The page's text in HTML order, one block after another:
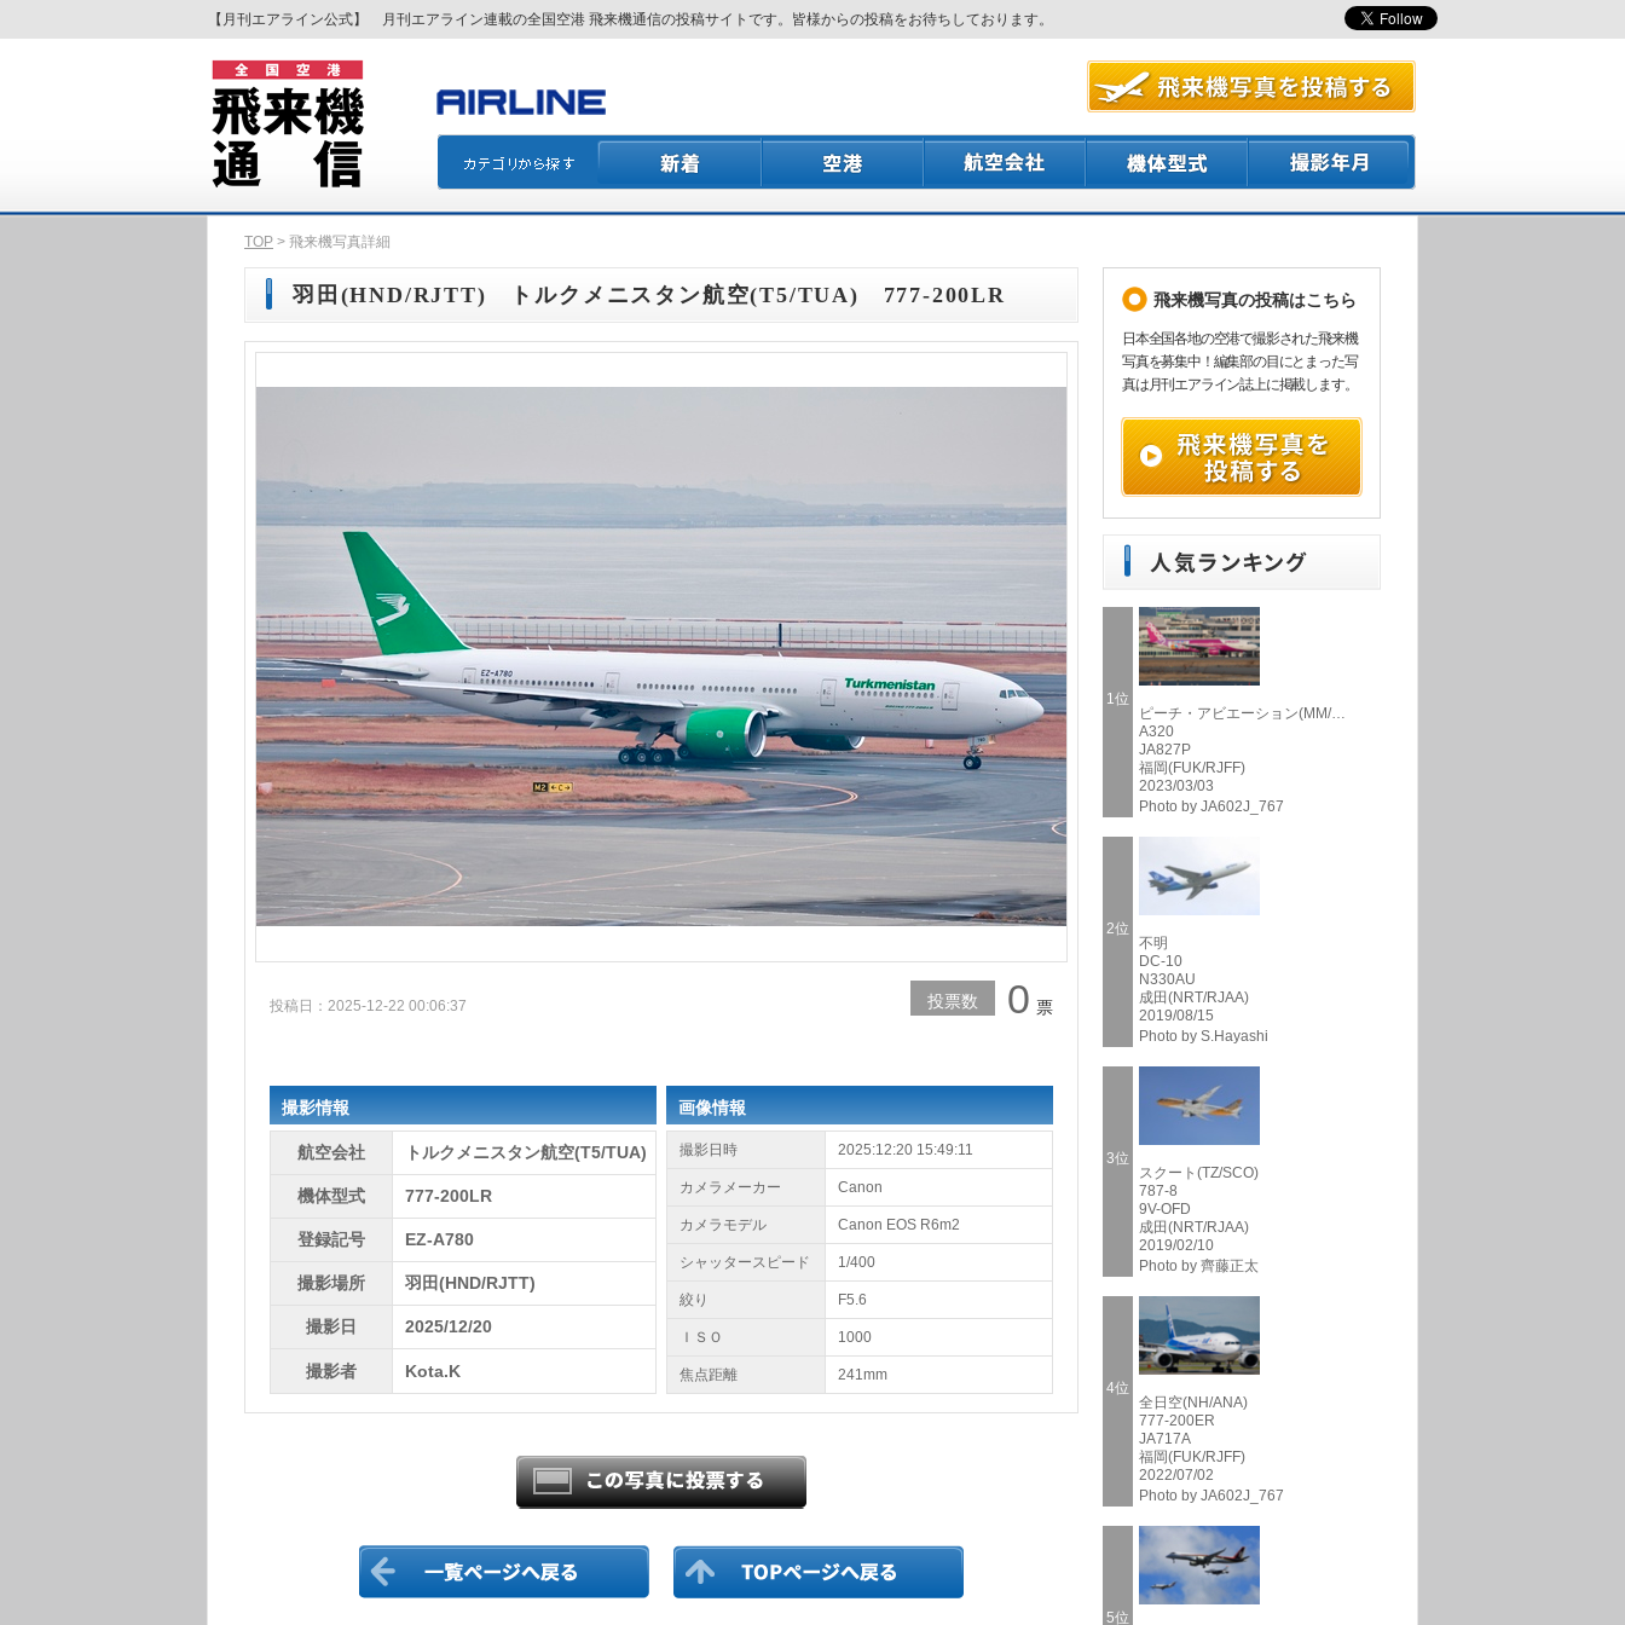
【月刊エアライン公式】 月刊エアライン連載の全国空港 飛来機通信の投稿サイトです。皆様からの投稿をお待ちしております。
TOP > 飛来機写真詳細
羽田(HND/RJTT) トルクメニスタン航空(T5/TUA) 777-200LR
投稿日：2025-12-22 00:06:37 投票数 0 票
撮影情報
航空会社 トルクメニスタン航空(T5/TUA)
機体型式 777-200LR
登録記号 EZ-A780
撮影場所 羽田(HND/RJTT)
撮影日 2025/12/20
撮影者 Kota.K
画像情報
撮影日時 2025:12:20 15:49:11
カメラメーカー Canon
カメラモデル Canon EOS R6m2
シャッタースピード 1/400
絞り F5.6
ＩＳＯ 1000
焦点距離 241mm
飛来機写真の投稿はこちら
日本全国各地の空港で撮影された飛来機
写真を募集中！編集部の目にとまった写
真は月刊エアライン誌上に掲載します。
1位
ピーチ・アビエーション(MM/…
A320
JA827P
福岡(FUK/RJFF)
2023/03/03
Photo by JA602J_767
2位
不明
DC-10
N330AU
成田(NRT/RJAA)
2019/08/15
Photo by S.Hayashi
3位
スクート(TZ/SCO)
787-8
9V-OFD
成田(NRT/RJAA)
2019/02/10
Photo by 齊藤正太
4位
全日空(NH/ANA)
777-200ER
JA717A
福岡(FUK/RJFF)
2022/07/02
Photo by JA602J_767
5位